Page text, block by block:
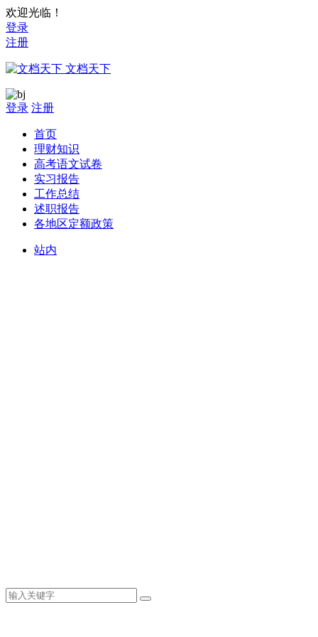
欢迎光临！
登录
注册
文档天下
登录 注册
首页
理财知识
高考语文试卷
实习报告
工作总结
述职报告
各地区定额政策
站内